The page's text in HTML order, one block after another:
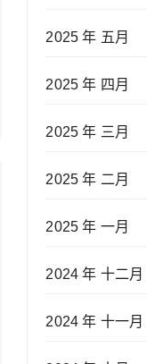
2025 年 五月
2025 年 四月
2025 年 三月
2025 年 二月
2025 年 一月
2024 年 十二月
2024 年 十一月